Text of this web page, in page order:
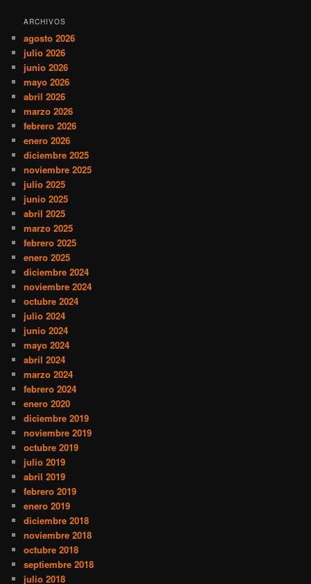
ARCHIVOS
agosto 2026
julio 2026
junio 2026
mayo 2026
abril 2026
marzo 2026
febrero 2026
enero 2026
diciembre 2025
noviembre 2025
julio 2025
junio 2025
abril 2025
marzo 2025
febrero 2025
enero 2025
diciembre 2024
noviembre 2024
octubre 2024
julio 2024
junio 2024
mayo 2024
abril 2024
marzo 2024
febrero 2024
enero 2020
diciembre 2019
noviembre 2019
octubre 2019
julio 2019
abril 2019
febrero 2019
enero 2019
diciembre 2018
noviembre 2018
octubre 2018
septiembre 2018
julio 2018